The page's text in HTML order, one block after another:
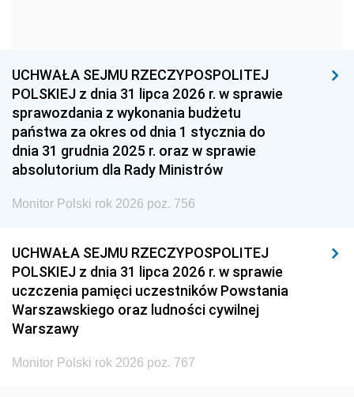
1954 1953 1952
1951 1950
1948 1947 1946
1939 1938
UCHWAŁA SEJMU RZECZYPOSPOLITEJ
POLSKIEJ z dnia 31 lipca 2026 r. w sprawie
sprawozdania z wykonania budżetu
państwa za okres od dnia 1 stycznia do
dnia 31 grudnia 2025 r. oraz w sprawie
absolutorium dla Rady Ministrów
Monitor Polski rok 2026 poz. 756
UCHWAŁA SEJMU RZECZYPOSPOLITEJ
POLSKIEJ z dnia 31 lipca 2026 r. w sprawie
uczczenia pamięci uczestników Powstania
Warszawskiego oraz ludności cywilnej
Warszawy
Monitor Polski rok 2026 poz. 767